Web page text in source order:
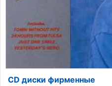
CD диски фирменные